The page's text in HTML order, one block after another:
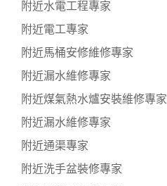
附近水電工程專家
附近電工專家
附近馬桶安修維修專家
附近漏水維修專家
附近煤氣熱水爐安裝維修專家
附近漏水維修專家
附近通渠專家
附近洗手盆裝修專家